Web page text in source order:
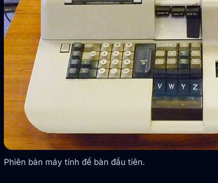
Phiên bản máy tính để bàn đầu tiên.